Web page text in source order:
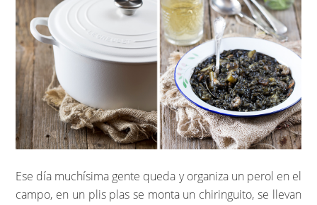
Ese día muchísima gente queda y organiza un perol en el
campo, en un plis plas se monta un chiringuito, se llevan